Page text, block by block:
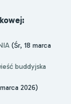
(Śr, 18 marca
buddyjska
2026)